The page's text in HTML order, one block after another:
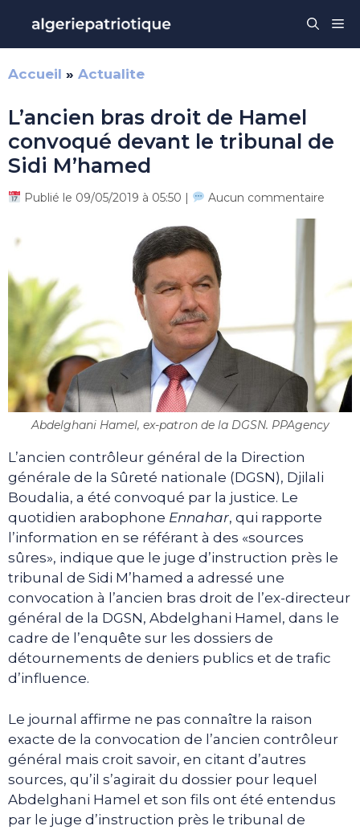
contenu
Accueil » Actualite
L’ancien bras droit de Hamel
convoqué devant le tribunal de
Sidi M’hamed
Publié le 09/05/2019 à 05:50 | Aucun commentaire
Abdelghani Hamel, ex-patron de la DGSN. PPAgency
L’ancien contrôleur général de la Direction
générale de la Sûreté nationale (DGSN), Djilali
Boudalia, a été convoqué par la justice. Le
quotidien arabophone Ennahar, qui rapporte
l’information en se référant à des «sources
sûres», indique que le juge d’instruction près le
tribunal de Sidi M’hamed a adressé une
convocation à l’ancien bras droit de l’ex-directeur
général de la DGSN, Abdelghani Hamel, dans le
cadre de l’enquête sur les dossiers de
détournements de deniers publics et de trafic
d’influence.
Le journal affirme ne pas connaître la raison
exacte de la convocation de l’ancien contrôleur
général mais croit savoir, en citant d’autres
sources, qu’il s’agirait du dossier pour lequel
Abdelghani Hamel et son fils ont été entendus
par le juge d’instruction près le tribunal de